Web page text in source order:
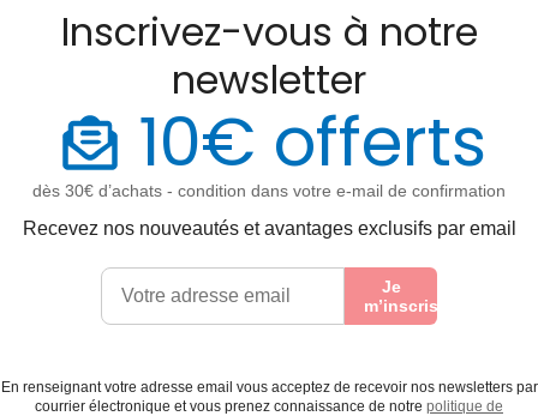
Inscrivez-vous à notre
newsletter
10€ offerts
dès 30€ d’achats - condition dans votre e-mail de confirmation
Recevez nos nouveautés et avantages exclusifs par email
Je
m’inscris
En renseignant votre adresse email vous acceptez de recevoir nos newsletters par
courrier électronique et vous prenez connaissance de notre politique de